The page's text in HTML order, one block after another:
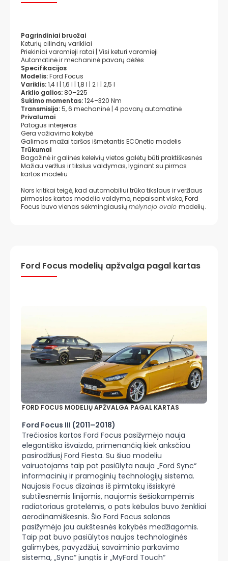
Pagrindiniai bruožai
Keturių cilindrų varikliai
Priekiniai varomieji ratai | Visi keturi varomieji
Automatinė ir mechaninė pavarų dėžės
Specifikacijos
Modelis:Ford Focus
Variklis:1,4 l | 1,6 l | 1,8 l | 2 l | 2,5 l
Arklio galios: 80–225
Sukimo momentas:124–320 Nm
Transmisija:5, 6 mechaninė | 4 pavarų automatinė
Privalumai
Patogus interjeras
Gera važiavimo kokybė
Galimas mažai taršos išmetantis ECOnetic modelis
Trūkumai
Bagažinė ir galinės keleivių vietos galėtų būti praktiškesnės
Mažiau veržlus ir tikslus valdymas, lyginant su pirmos
kartos modeliu
Nors kritikai teigė, kad automobiliui trūko tikslaus ir veržlaus
pirmosios kartos modelio valdymo, nepaisant visko, Ford
Focus buvo vienas sėkmingiausių mėlynojo ovalo modelių.
Ford Focus modelių apžvalga pagal kartas
FORD FOCUS MODELIŲ APŽVALGA PAGAL KARTAS
Ford Focus III (2011–2018)
Trečiosios kartos Ford Focus pasižymėjo nauja
elegantiška išvaizda, primenančią kiek anksčiau
pasirodžiusį Ford Fiesta. Su šiuo modeliu
vairuotojams taip pat pasiūlyta nauja „Ford Sync“
informacinių ir pramoginių technologijų sistema.
Naujasis Focus dizainas iš pirmtakų išsiskyrė
subtilesnėmis linijomis, naujomis šešiakampėmis
radiatoriaus grotelėmis, o pats kėbulas buvo ženkliai
aerodinamiškesnis. Šio Ford Focus salonas
pasižymėjo jau aukštesnės kokybės medžiagomis.
Taip pat buvo pasiūlytos naujos technologinės
galimybės, pavyzdžiui, savaiminio parkavimo
sistema, „Sync“ jungtis ir „MyFord Touch“